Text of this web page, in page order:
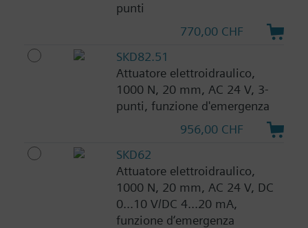
punti
770,00 CHF
SKD82.51
Attuatore elettroidraulico,
1000 N, 20 mm, AC 24 V, 3-
punti, funzione d'emergenza
956,00 CHF
SKD62
Attuatore elettroidraulico,
1000 N, 20 mm, AC 24 V, DC
0...10 V/DC 4...20 mA,
funzione d‘emergenza